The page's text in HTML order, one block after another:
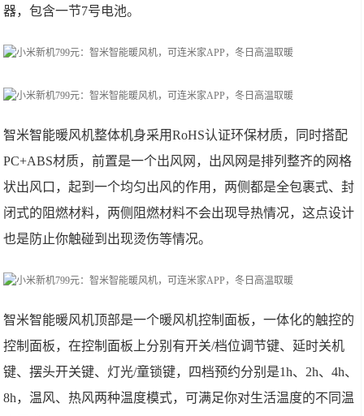
器，包含一节7号电池。
智米智能暖风机整体机身采用RoHS认证环保材质，同时搭配
PC+ABS材质，前置是一个出风网，出风网是排列整齐的网格
状出风口，起到一个均匀出风的作用，两侧都是全包裹式、封
闭式的阻燃材料，两侧阻燃材料不会出现导热情况，这点设计
也是防止你触碰到出现烫伤等情况。
智米智能暖风机顶部是一个暖风机控制面板，一体化的触控的
控制面板，在控制面板上分别有开关/档位调节键、延时关机
键、摆头开关键、灯光/童锁键，四档预约分别是1h、2h、4h、
8h，温风、热风两种温度模式，可满足你对生活温度的不同温